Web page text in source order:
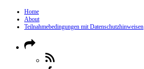
Home
About
Teilnahmebedingungen mit Datenschutzhinweisen